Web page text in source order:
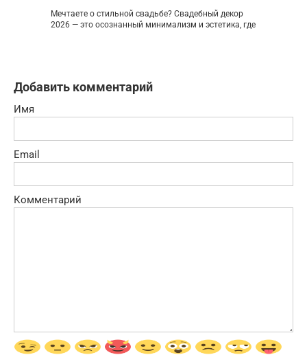
Мечтаете о стильной свадьбе? Свадебный декор
2026 — это осознанный минимализм и эстетика, где
Добавить комментарий
Имя
Email
Комментарий